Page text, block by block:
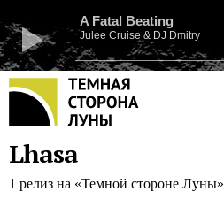
A Fatal Beating
Julee Cruise & DJ Dmitry
Lhasa
1 релиз на «Темной стороне Луны»